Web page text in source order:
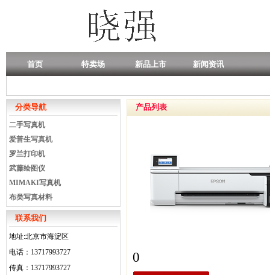
首页 特卖场 新品上市 新闻资讯
分类导航
二手写真机
爱普生写真机
罗兰打印机
武藤绘图仪
MIMAKI写真机
布类写真材料
联系我们
地址:北京市海淀区
电话：13717993727
传真：13717993727
产品列表
0